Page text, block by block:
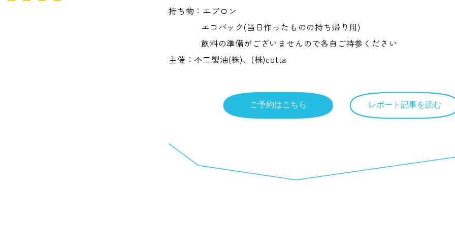
持ち物：エプロン
エコバック(当日作ったものの持ち帰り用)
飲料の準備がございませんので各自ご持参ください
主催：不二製油(株)、(株)cotta
ご予約はこちら レポート記事を読む